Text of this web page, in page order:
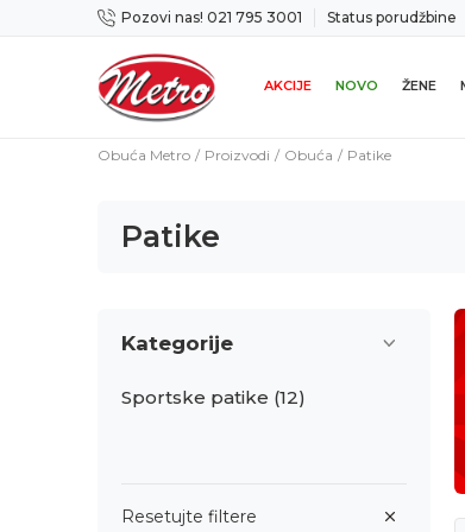
Pozovi nas! 021 795 3001 Status porudžbine
Mogućnost zamene u roku od 14
AKCIJE NOVO ŽENE
Obuća Metro Proizvodi Obuća Patike
Patike
Kategorije
Sportske patike (12)
Resetujte filtere